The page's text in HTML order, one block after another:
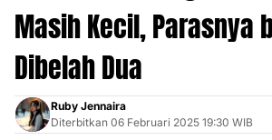
Masih Kecil, Parasnya
Dibelah Dua
Ruby Jennaira
Diterbitkan 06 Februari 2025 19:30 WIB